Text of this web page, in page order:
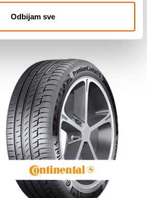
Odbijam sve